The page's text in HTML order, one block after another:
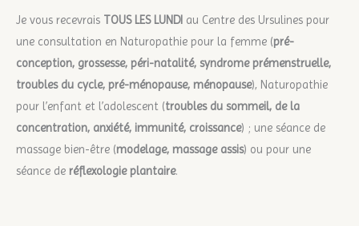
Je vous recevrais TOUS LES LUNDI au Centre des Ursulines pour
une consultation en Naturopathie pour la femme (pré-
conception, grossesse, péri-natalité, syndrome prémenstruelle,
troubles du cycle, pré-ménopause, ménopause), Naturopathie
pour l’enfant et l’adolescent (troubles du sommeil, de la
concentration, anxiété, immunité, croissance) ; une séance de
massage bien-être (modelage, massage assis) ou pour une
séance de réflexologie plantaire.